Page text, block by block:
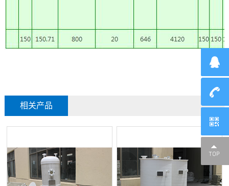
相关产品